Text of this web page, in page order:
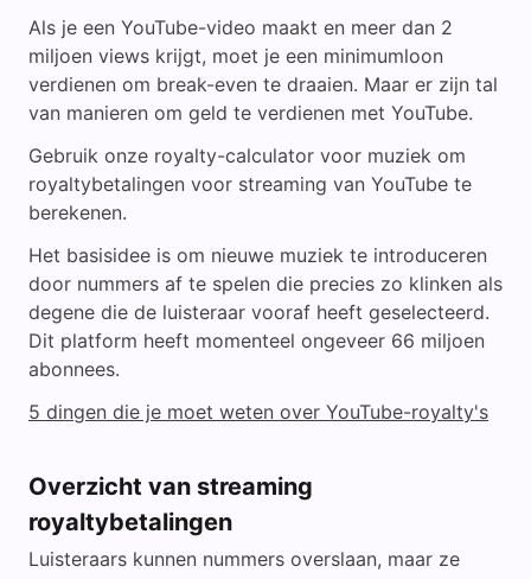
Als je een YouTube-video maakt en meer dan 2
miljoen views krijgt, moet je een minimumloon
verdienen om break-even te draaien. Maar er zijn tal
van manieren om geld te verdienen met YouTube.
Gebruik onze royalty-calculator voor muziek om
royaltybetalingen voor streaming van YouTube te
berekenen.
Het basisidee is om nieuwe muziek te introduceren
door nummers af te spelen die precies zo klinken als
degene die de luisteraar vooraf heeft geselecteerd.
Dit platform heeft momenteel ongeveer 66 miljoen
abonnees.
5 dingen die je moet weten over YouTube-royalty's
Overzicht van streaming
royaltybetalingen
Luisteraars kunnen nummers overslaan, maar ze